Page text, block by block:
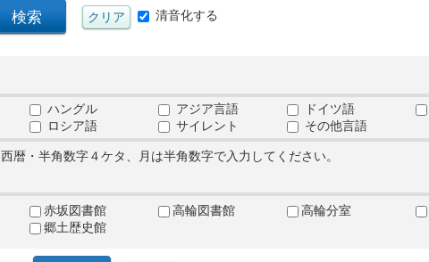
清音化する
ハングル アジア言語 ドイツ語
ロシア語 サイレント
その他言語
・半角数字４ケタ、月は半角数字で入力してください。
赤坂図書館 高輪図書館 高輪分室
郷土歴史館